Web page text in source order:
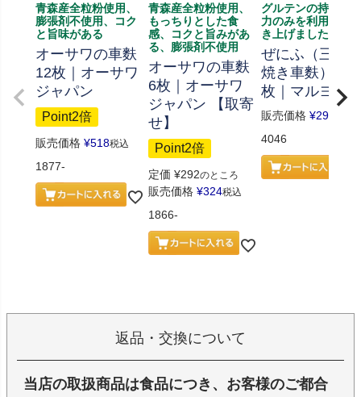
青森産全粒粉使用、
膨張剤不使用、コク
と旨味がある
オーサワの車麩
12枚｜オーサワ
ジャパン
Point2倍
販売価格 ¥518税込
1877-
青森産全粒粉使用、
もっちりとした食
感、コクと旨みがあ
る、膨張剤不使用
オーサワの車麩
6枚｜オーサワ
ジャパン 【取寄
せ】
Point2倍
定価 ¥292のところ
販売価格 ¥324税込
1866-
グルテンの持つ膨
力のみを利用して
き上げました
ぜにふ（三回
焼き車麩） 21
枚｜マルヨネ
販売価格 ¥291
4046
返品・交換について
当店の取扱商品は食品につき、お客様のご都合